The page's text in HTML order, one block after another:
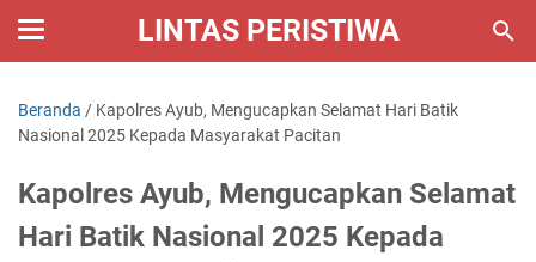
LINTAS PERISTIWA
Beranda / Kapolres Ayub, Mengucapkan Selamat Hari Batik
Nasional 2025 Kepada Masyarakat Pacitan
Kapolres Ayub, Mengucapkan Selamat
Hari Batik Nasional 2025 Kepada